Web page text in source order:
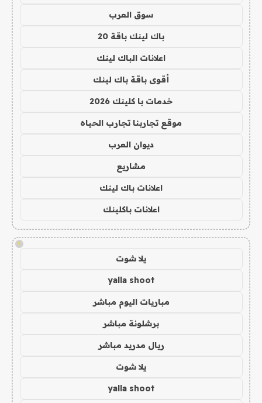
سوق العرب
باك لينك باقة 20
اعلانات الباك لينك
أقوى باقة باك لينك
خدمات با كلينك 2026
موقع تجاربنا تجارب الحياه
ديوان العرب
مشاريع
اعلانات باك لينك
اعلانات باكلينك
!
يلا شوت
yalla shoot
مباريات اليوم مباشر
برشلونة مباشر
ريال مدريد مباشر
يلا شوت
yalla shoot